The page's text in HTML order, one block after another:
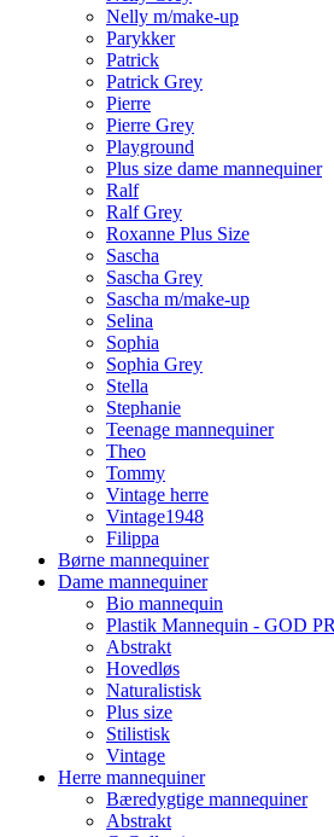
Nelly m/make-up
Parykker
Patrick
Patrick Grey
Pierre
Pierre Grey
Playground
Plus size dame mannequiner
Ralf
Ralf Grey
Roxanne Plus Size
Sascha
Sascha Grey
Sascha m/make-up
Selina
Sophia
Sophia Grey
Stella
Stephanie
Teenage mannequiner
Theo
Tommy
Vintage herre
Vintage1948
Filippa
Børne mannequiner
Dame mannequiner
Bio mannequin
Plastik Mannequin - GOD
Abstrakt
Hovedløs
Naturalistisk
Plus size
Stilistisk
Vintage
Herre mannequiner
Bæredygtige mannequiner
Abstrakt